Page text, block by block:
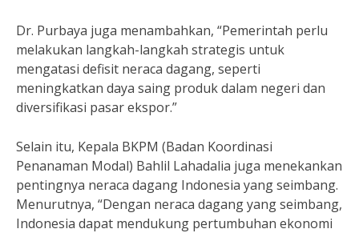
Dr. Purbaya juga menambahkan, “Pemerintah perlu
melakukan langkah-langkah strategis untuk
mengatasi defisit neraca dagang, seperti
meningkatkan daya saing produk dalam negeri dan
diversifikasi pasar ekspor.”
Selain itu, Kepala BKPM (Badan Koordinasi
Penanaman Modal) Bahlil Lahadalia juga menekankan
pentingnya neraca dagang Indonesia yang seimbang.
Menurutnya, “Dengan neraca dagang yang seimbang,
Indonesia dapat mendukung pertumbuhan ekonomi